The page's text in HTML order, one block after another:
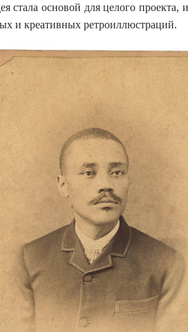
стала основой для целого
и креативных ретроиллюстраций.